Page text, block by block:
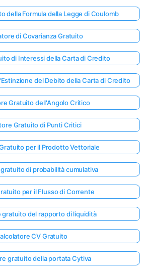
della Formula della Legge di Coulomb
di Covarianza Gratuito
di Interessi della Carta di Credito
del Debito della Carta di Credito
Gratuito dell'Angolo Critico
Gratuito di Punti Critici
per il Prodotto Vettoriale
di probabilità cumulativa
per il Flusso di Corrente
gratuito del rapporto di liquidità
CV Gratuito
gratuito della portata Cytiva